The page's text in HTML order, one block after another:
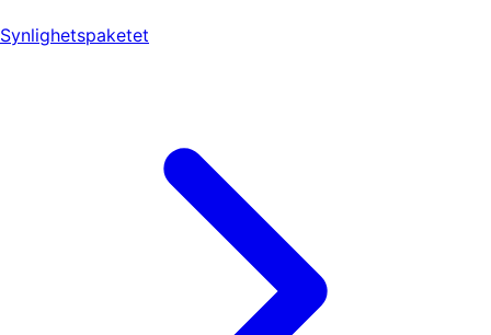
Synlighetspaketet